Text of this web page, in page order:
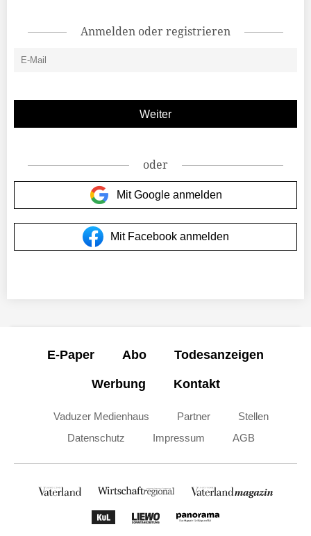
Anmelden oder registrieren
oder
Mit Google anmelden
Mit Facebook anmelden
E-Paper Abo Todesanzeigen
Werbung Kontakt
Vaduzer Medienhaus Partner
Stellen
Datenschutz
Impressum AGB